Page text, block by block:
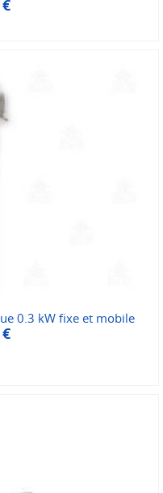
€
0.3 kW fixe et mobile
€